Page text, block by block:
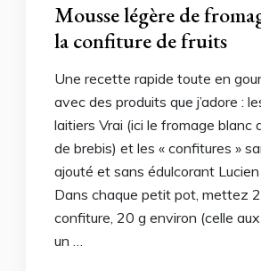
Mousse légère de
la confiture de fruits
Une recette rapide toute en
avec des produits que j’adore :
laitiers Vrai (ici le fromage blanc
de brebis) et les « confitures »
ajouté et sans édulcorant Lucien
Dans chaque petit pot, mettez
confiture, 20 g environ (celle
un …